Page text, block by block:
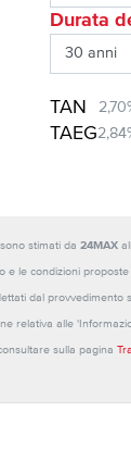
Durata
TAN
TAEG
stimati da 24MAX
le condizioni
dal provvedimento
relativa alle
sulla pagina